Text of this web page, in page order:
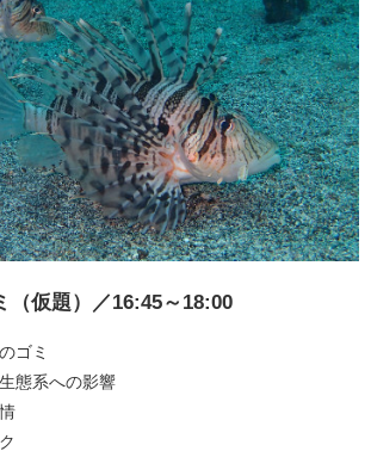
（仮題）／16:45～18:00
ゴミ
態系への影響